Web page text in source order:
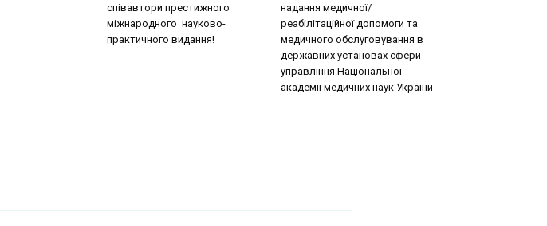
співавтори престижного
міжнародного науково-
практичного видання!
надання медичної/
реабілітаційної допомоги та
медичного обслуговування в
державних установах сфери
управління Національної
академії медичних наук України